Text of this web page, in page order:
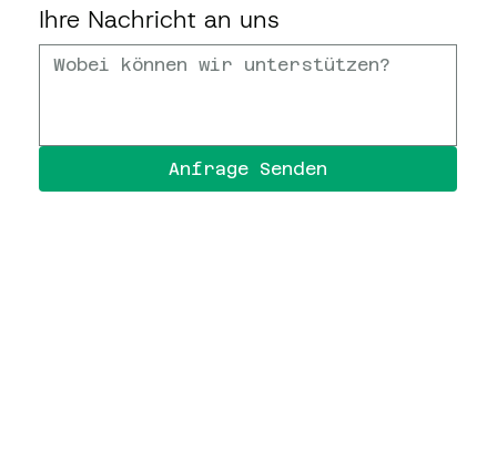
Ihre Nachricht an uns
Anfrage Senden